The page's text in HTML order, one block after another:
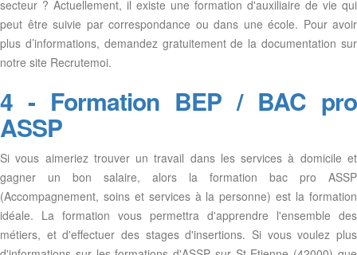
secteur ? Actuellement, il existe une formation d'auxiliaire de vie qui
peut être suivie par correspondance ou dans une école. Pour avoir
plus d’informations, demandez gratuitement de la documentation sur
notre site Recrutemoi.
4 - Formation BEP / BAC pro
ASSP
Si vous aimeriez trouver un travail dans les services à domicile et
gagner un bon salaire, alors la formation bac pro ASSP
(Accompagnement, soins et services à la personne) est la formation
idéale. La formation vous permettra d'apprendre l'ensemble des
métiers, et d'effectuer des stages d'insertions. Si vous voulez plus